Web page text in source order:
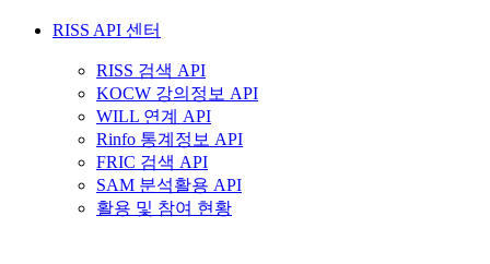
RISS API 센터
RISS 검색 API
KOCW 강의정보 API
WILL 연계 API
Rinfo 통계정보 API
FRIC 검색 API
SAM 분석활용 API
활용 및 참여 현황